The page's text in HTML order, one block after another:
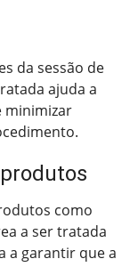
da sessão de
ajuda a
minimizar
como
a ser tratada
a garantir que a